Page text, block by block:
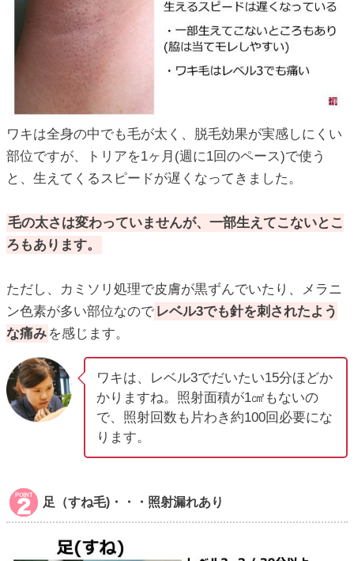
ワキは全身の中でも毛が太く、脱毛効果が実感しにくい
部位ですが、トリアを1ヶ月(週に1回のペース)で使う
と、生えてくるスピードが遅くなってきました。
毛の太さは変わっていませんが、一部生えてこないとこ
ろもあります。
ただし、カミソリ処理で皮膚が黒ずんでいたり、メラニ
ン色素が多い部位なので レベル3でも針を刺されたよう
な痛み を感じます。
ワキは、レベル3でだいたい15分ほどか
かりますね。照射面積が1㎠もないの
で、照射回数も片わき約100回必要にな
ります。
足（すね毛)・・・照射漏れあり